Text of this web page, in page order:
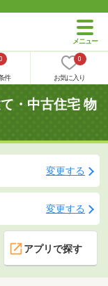
0
件
0
お気に入り
・中古住宅 物
変更する
変更する
アプリで探す